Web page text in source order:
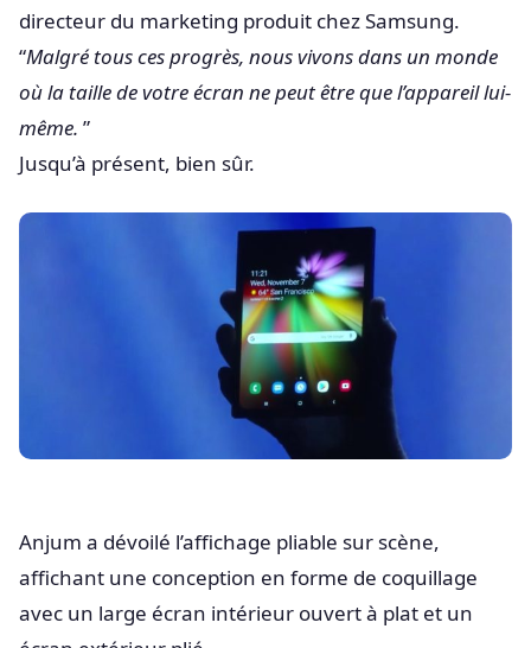
directeur du marketing produit chez Samsung.
“Malgré tous ces progrès, nous vivons dans un monde
où la taille de votre écran ne peut être que l’appareil lui-
même. ”
Jusqu’à présent, bien sûr.
Anjum a dévoilé l’affichage pliable sur scène,
affichant une conception en forme de coquillage
avec un large écran intérieur ouvert à plat et un